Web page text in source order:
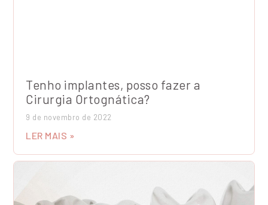
Tenho implantes, posso fazer a
Cirurgia Ortognática?
9 de novembro de 2022
LER MAIS »